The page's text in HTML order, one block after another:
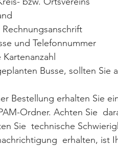
und Telefonnummer
Busse, sollten Sie
Bestellung erhalten Sie
Ordner. Achten Sie
Sie  technische
erhalten, ist